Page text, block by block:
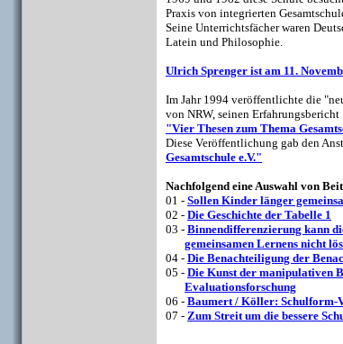
Praxis von integrierten
Seine Unterrichtsfächer waren
Latein und Philosophie.
Ulrich Sprenger ist am 11.
Im Jahr 1994 veröffentlichte die
von NRW, seinen Erfahrungsbericht
"Vier Thesen zum Thema
Diese Veröffentlichung gab den
Gesamtschule e.V."
Nachfolgend eine Auswahl von
01 - Sollen Kinder länger
02 - Die Geschichte der Tabelle 1
03 - Binnendifferenzierung kann
gemeinsamen Lernens nicht
04 - Die Benachteiligung der
05 - Die Kunst der manipulativen
Evaluationsforschung
06 - Baumert / Köller: Schulform-
07 - Zum Streit um die bessere